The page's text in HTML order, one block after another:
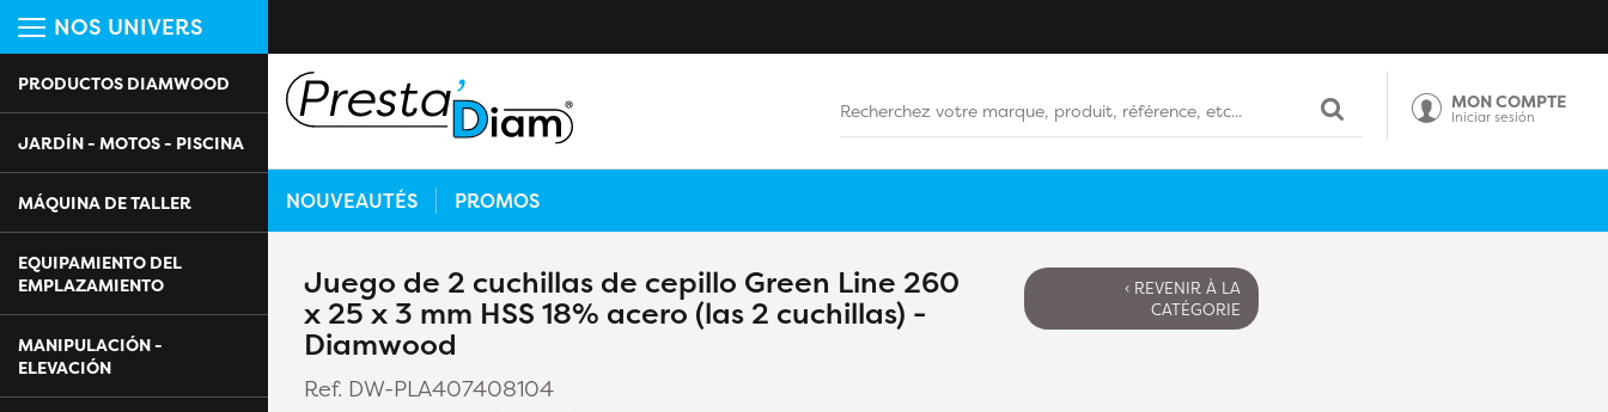
NOS UNIVERS
PRODUCTOS DIAMWOOD
JARDÍN - MOTOS - PISCINA
MÁQUINA DE TALLER
EQUIPAMIENTO DEL
EMPLAZAMIENTO
MANIPULACIÓN -
ELEVACIÓN
MON COMPTE
Iniciar sesión
NOUVEAUTÉS PROMOS
Juego de 2 cuchillas de cepillo Green Line 260
x 25 x 3 mm HSS 18% acero (las 2 cuchillas) -
Diamwood
Ref. DW-PLA407408104
‹ REVENIR À LA
CATÉGORIE